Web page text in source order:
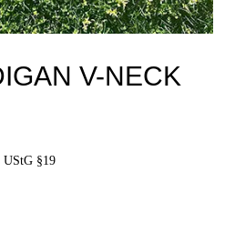
V-NECK
UStG §19